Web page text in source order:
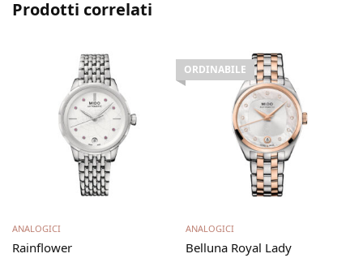
Prodotti correlati
Aggiungi al carrello
ANALOGICI
Rainflower
ORDINABILE
ANALOGICI
Belluna Royal Lady